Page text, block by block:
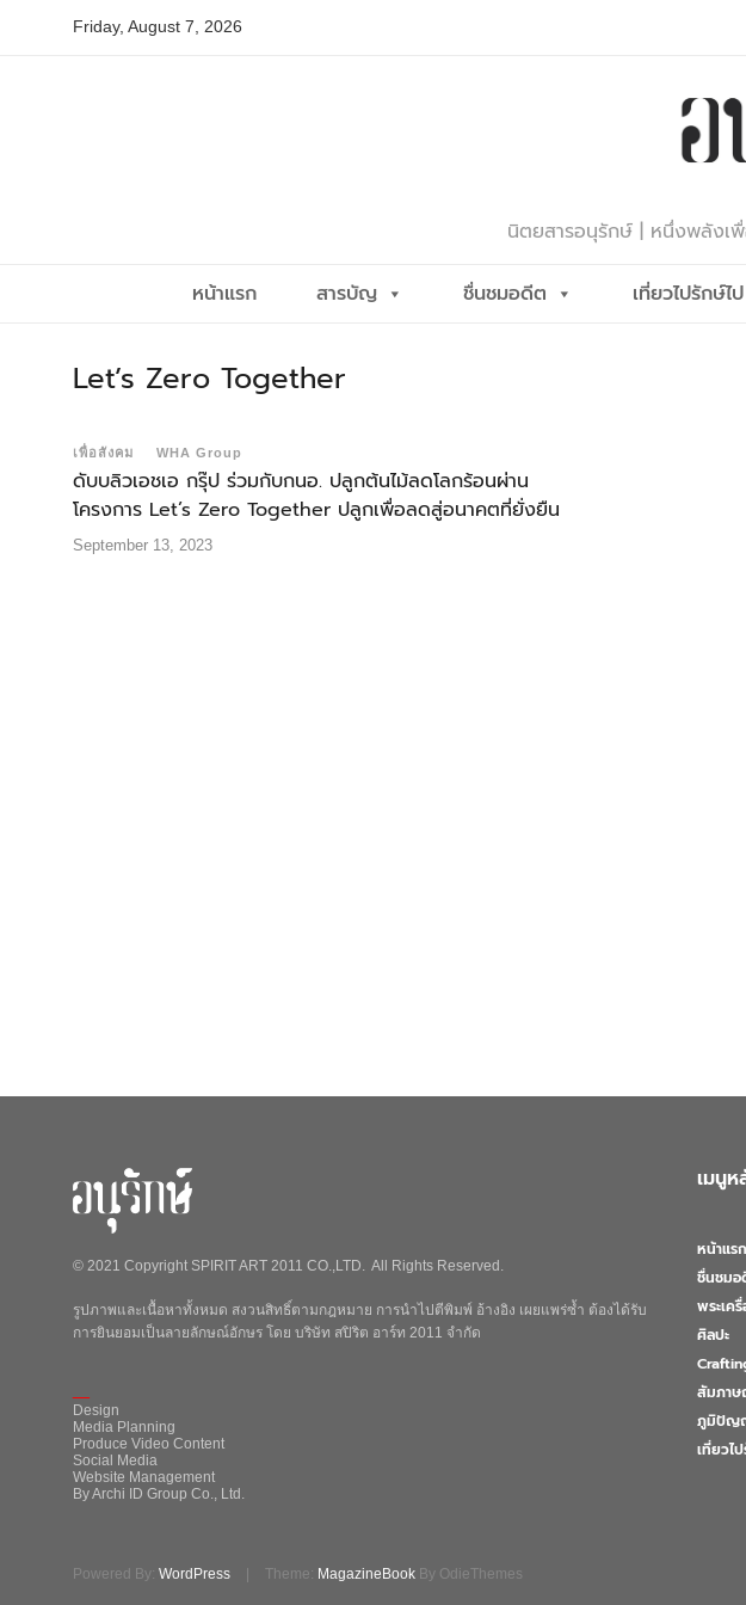
Friday, August 7, 2026
นิตยสารอนุรักษ์ | หนึ่งพลังเ
หน้าแรก สารบัญ ชื่นชมอดีต เที่ยวไปรักษ์ไป
Let’s Zero Together
เพื่อสังคม WHA Group
ดับบลิวเอชเอ กรุ๊ป ร่วมกับกนอ. ปลูกต้นไม้ลดโลกร้อนผ่าน
โครงการ Let’s Zero Together ปลูกเพื่อลดสู่อนาคตที่ยั่งยืน
September 13, 2023
© 2021 Copyright SPIRIT ART 2011 CO.,LTD. All Rights Reserved.
รูปภาพและเนื้อหาทั้งหมด สงวนสิทธิ์ตามกฎหมาย การนำไปตีพิมพ์ อ้างอิง เผยแพร่ซ้ำ ต้องได้รับ
การยินยอมเป็นลายลักษณ์อักษร โดย บริษัท สปิริต อาร์ท 2011 จำกัด
Design
Media Planning
Produce Video Content
Social Media
Website Management
By Archi ID Group Co., Ltd.
เมนูห
หน้าแรก
ชื่นชมอ
พระเค
ศิลปะ
สัมภา
ภูมิปัญ
เที่ยวไ
Powered By: WordPress Theme: MagazineBook By OdieThemes